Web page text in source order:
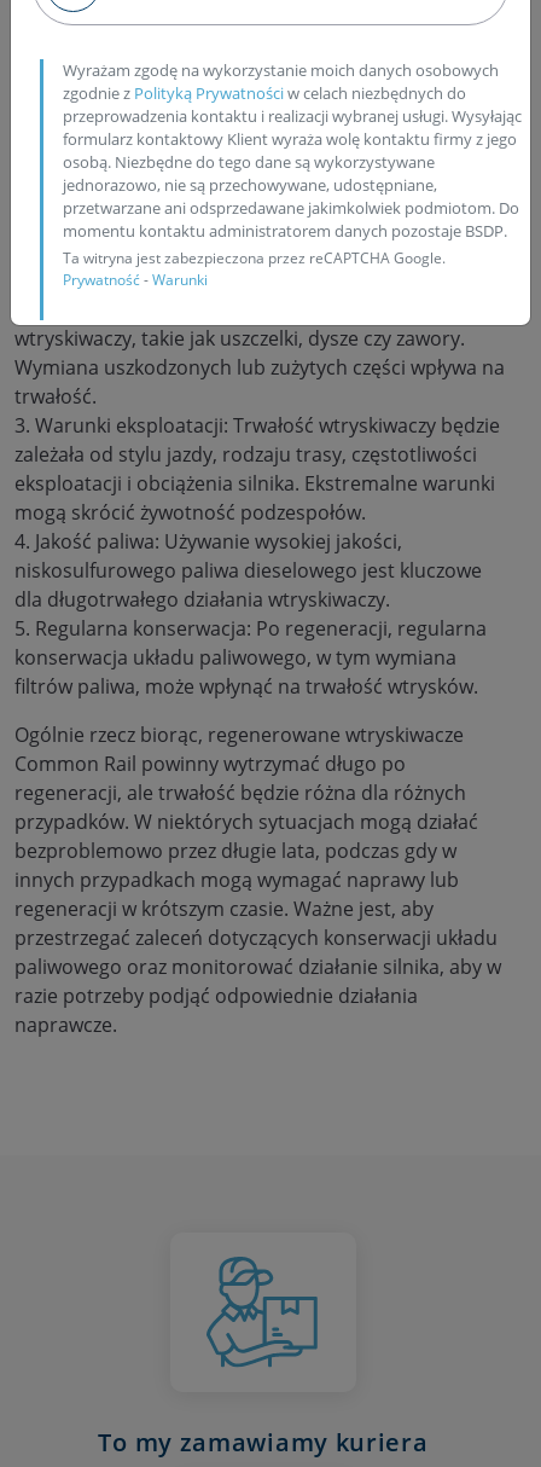
użytkowania. Ostateczna trwałość regenerowanych
wtryskiwaczy będzie zależała od kilku kluczowych
elementów:
1. Jakość regeneracji: Wtryskiwacze muszą być
regenerowane przez profesjonalny warsztat z
wykorzystaniem odpowiednich narzędzi i procedur.
Niskiej jakości regeneracja może prowadzić do krótszej
trwałości.
2. Wymienione komponenty: W trakcie regeneracji
wtryskiwaczy, takie jak uszczelki, dysze czy zawory.
Wymiana uszkodzonych lub zużytych części wpływa na
trwałość.
3. Warunki eksploatacji: Trwałość wtryskiwaczy będzie
zależała od stylu jazdy, rodzaju trasy, częstotliwości
eksploatacji i obciążenia silnika. Ekstremalne warunki
mogą skrócić żywotność podzespołów.
4. Jakość paliwa: Używanie wysokiej jakości,
niskosulfurowego paliwa dieselowego jest kluczowe
dla długotrwałego działania wtryskiwaczy.
5. Regularna konserwacja: Po regeneracji, regularna
konserwacja układu paliwowego, w tym wymiana
filtrów paliwa, może wpłynąć na trwałość wtrysków.
Ogólnie rzecz biorąc, regenerowane wtryskiwacze
Common Rail powinny wytrzymać długo po
regeneracji, ale trwałość będzie różna dla różnych
przypadków. W niektórych sytuacjach mogą działać
bezproblemowo przez długie lata, podczas gdy w
innych przypadkach mogą wymagać naprawy lub
regeneracji w krótszym czasie. Ważne jest, aby
przestrzegać zaleceń dotyczących konserwacji układu
paliwowego oraz monitorować działanie silnika, aby w
razie potrzeby podjąć odpowiednie działania
naprawcze.
To my zamawiamy kuriera
Wyrażam zgodę na wykorzystanie moich danych osobowych
zgodnie z Polityką Prywatnościw celach niezbędnych do
przeprowadzenia kontaktu i realizacji wybranej usługi. Wysyłając
formularz kontaktowy Klient wyraża wolę kontaktu firmy z jego
osobą. Niezbędne do tego dane są wykorzystywane
jednorazowo, nie są przechowywane, udostępniane,
przetwarzane ani odsprzedawane jakimkolwiek podmiotom. Do
momentu kontaktu administratorem danych pozostaje BSDP.
Ta witryna jest zabezpieczona przez reCAPTCHA Google.
Prywatność-Warunki